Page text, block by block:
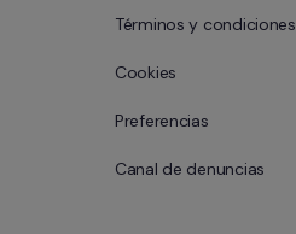
Términos y condiciones
Cookies
Preferencias
Canal de denuncias